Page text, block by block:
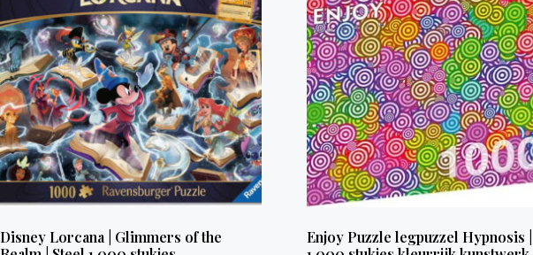
Disney Lorcana | Glimmers of the
Enjoy Puzzle legpuzzel Hypnosis |